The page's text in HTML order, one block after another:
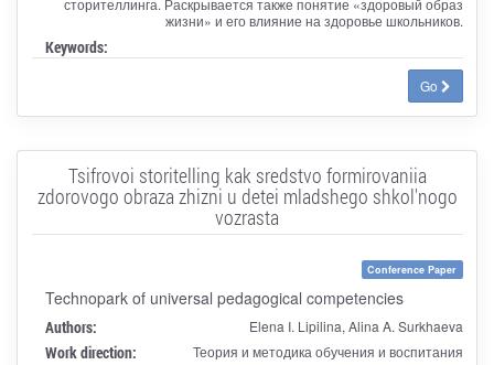
жизни» и его влияние на здоровье школьников.
Keywords:
Go
Tsifrovoi storitelling kak sredstvo formirovaniia
zdorovogo obraza zhizni u detei mladshego shkol'nogo
vozrasta
Conference Paper
Technopark of universal pedagogical competencies
Authors: Elena I. Lipilina, Alina A. Surkhaeva
Work direction: Теория и методика обучения и воспитания